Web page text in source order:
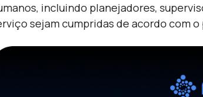
incluindo planejadores,
sejam cumpridas de acordo com